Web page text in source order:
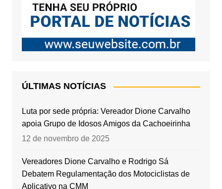
ÚLTIMAS NOTÍCIAS
Luta por sede própria: Vereador Dione Carvalho
apoia Grupo de Idosos Amigos da Cachoeirinha
12 de novembro de 2025
Vereadores Dione Carvalho e Rodrigo Sá
Debatem Regulamentação dos Motociclistas de
Aplicativo na CMM